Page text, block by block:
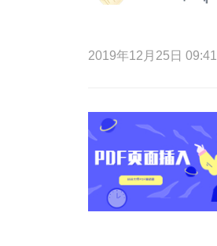
2019年12月25日 09:41